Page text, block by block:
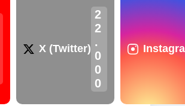
X (Twitter)
2
2
.
0
0
0